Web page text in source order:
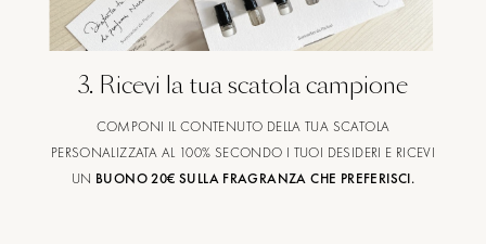
3. Ricevi la tua scatola campione
COMPONI IL CONTENUTO DELLA TUA SCATOLA
PERSONALIZZATA AL 100% SECONDO I TUOI DESIDERI E RICEVI
UN BUONO 20€ SULLA FRAGRANZA CHE PREFERISCI.